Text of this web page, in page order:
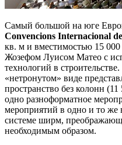
Самый большой на юге
Convencions Internacional
кв. м и вместимостью 15 000
Жозефом Луисом Матео с
технологий в
«нетронутом» виде
пространство без колонн
одно разноформатное
мероприятий в одно и то же
системе ширм,
необходимым образом.